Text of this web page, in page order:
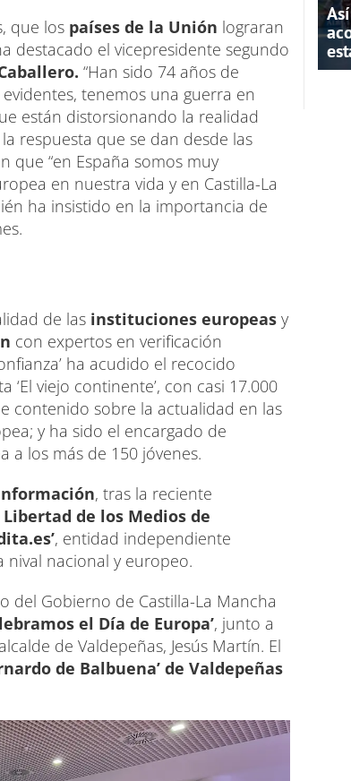
que los países de la Unión lograran
destacado el vicepresidente segundo
“Han sido 74 años de
tenemos una guerra en
están distorsionando la realidad
respuesta que se dan desde las
que “en España somos muy
en nuestra vida y en Castilla-La
ha insistido en la importancia de
de las instituciones europeas y
con expertos en verificación
ha acudido el recocido
‘El viejo continente’, con casi 17.000
contenido sobre la actualidad en las
y ha sido el encargado de
los más de 150 jóvenes.
, tras la reciente
Libertad de los Medios de
, entidad independiente
nival nacional y europeo.
del Gobierno de Castilla-La Mancha
el Día de Europa’, junto a
de Valdepeñas, Jesús Martín. El
de Balbuena’ de Valdepeñas